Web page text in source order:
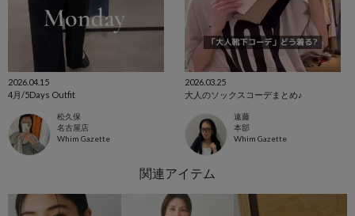
2026.04.15
4月/5Days Outfit
松久保
名古屋店
Whim Gazette
2026.03.25
大人のソックスコーデまとめ♪
遠藤
本部
Whim Gazette